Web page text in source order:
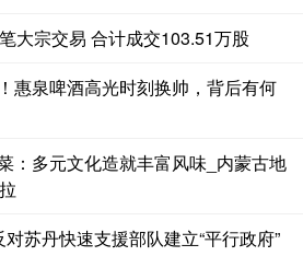
大宗交易 合计成交103.51万股
惠泉啤酒高光时刻换帅，背后有何
：多元文化造就丰富风味_内蒙古地
苏丹快速支援部队建立“平行政府”